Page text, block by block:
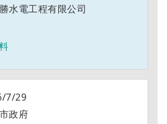
水電工程有限公司
7/29
政府